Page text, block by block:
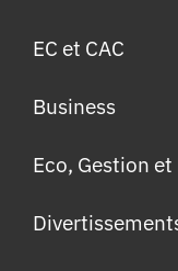
EC et CAC
Business
Eco, Gestion